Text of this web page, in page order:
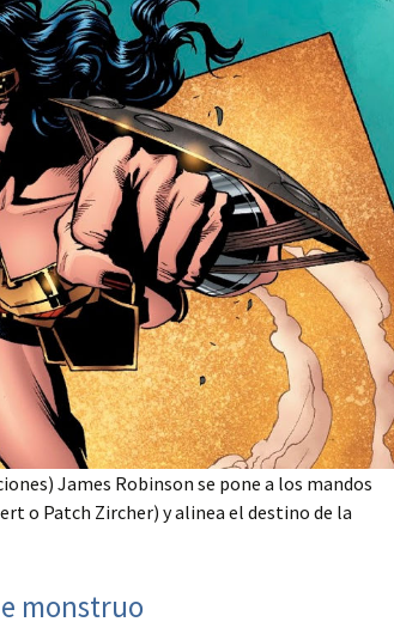
James Robinson se pone a los mandos
o Patch Zircher) y alinea el destino de la
monstruo